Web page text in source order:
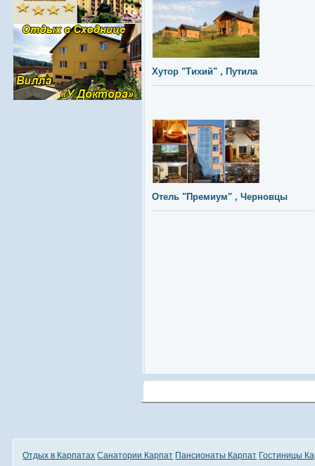
Хутор "Тихий" , Путила
Отель "Премиум" , Черновцы
Отдых в Карпатах Санатории Карпат Пансионаты Карпат Гостиницы